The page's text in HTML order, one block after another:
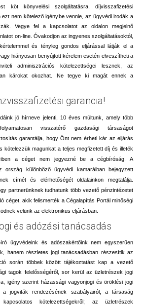
köt könyvelési szolgáltatásra, díjvisszafizetési
ezt nem kötelező igénybe vennie, az ügyvédi irodák a
Vegye fel a kapcsolatot az oldalon megjelnő
on-line. Óvakodjon az ingyenes szolgáltatásoktól,
és tényleg gondos eljárással látják el a
hiányosan benyújtott kérelem esetén elveszítheti a
adminisztrációs kötelezettségei lesznek, az
károkat okozhat. Ne tegye ki magát ennek a
garancia!
jó hírneve jelenti, 10 éves múltunk, amely több
visszatérő gazdasági társaságot
garantálja, hogy Önt nem érheti kár az eljárás
kötelezzük magunkat a teljes megfizetett díj és illeték
a céget nem jegyezné be a cégbíróság. A
ország különböző ügyvédi kamaráiban bejegyzett
címét és elérhetőségét oldalainkon megtalálja.
partnerünknek tudhatunk több vezető pénzintézetet
céget, akik felismerték a Cégalapítás Portál minőségi
velünk az elektronikus eljárásban.
és adózási tanácsadás
ügyvédeink és adószakértőink nem egyszerűen
hanem részletes jogi tanácsadásban részesítik az
során többek között tájékoztatást kap a vezető
tagok felelősségéről, sor kerül az üzletrészek jogi
igény szerint házassági vagyonjogi és öröklési jogi
jogviták rendezésének szabályairól, a társaság
kötelezettségekről; az üzletrészek